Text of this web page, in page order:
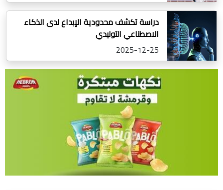
دراسة تكشف محدودية الإبداع لدى الذكاء
الاصطناعي التوليدي
2025-12-25